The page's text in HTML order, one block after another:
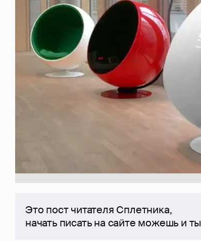
Это пост читателя Сплетника,
начать писать на сайте можешь и ты